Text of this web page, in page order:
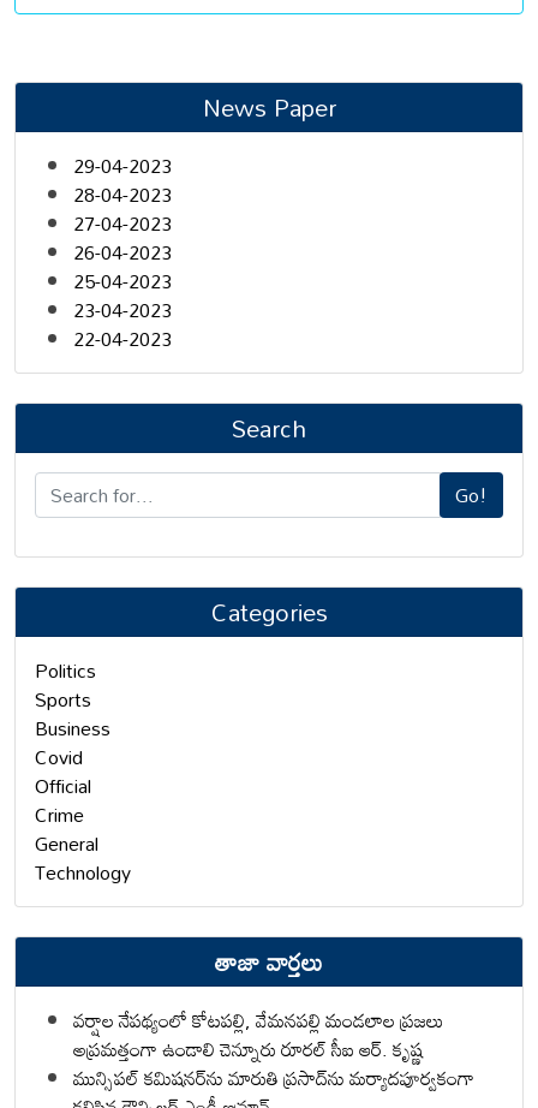
News Paper
29-04-2023
28-04-2023
27-04-2023
26-04-2023
25-04-2023
23-04-2023
22-04-2023
Search
Go!
Categories
Politics
Sports
Business
Covid
Official
Crime
General
Technology
తాజా వార్తలు
వర్షాల నేపథ్యంలో కోటపల్లి, వేమనపల్లి మండలాల ప్రజలు
అప్రమత్తంగా ఉండాలి చెన్నూరు రూరల్ సీఐ ఆర్. కృష్ణ
మున్సిపల్ కమిషనర్‌ను మారుతి ప్రసాద్‌ను మర్యాదపూర్వకంగా